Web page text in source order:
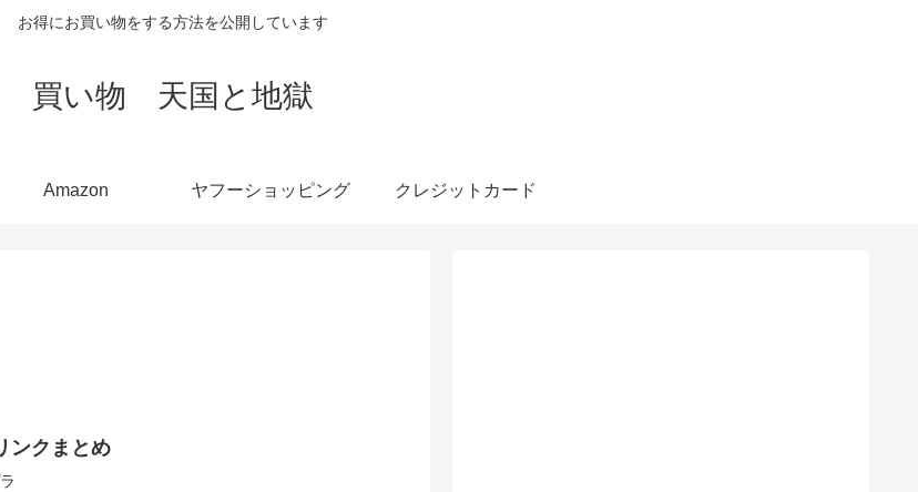
お得にお買い物をする方法を公開しています
買い物 天国と地獄
Amazon ヤフーショッピング クレジットカード
ンクまとめ